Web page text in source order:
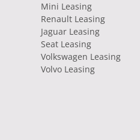
Mini Leasing
Renault Leasing
Jaguar Leasing
Seat Leasing
Volkswagen Leasing
Volvo Leasing